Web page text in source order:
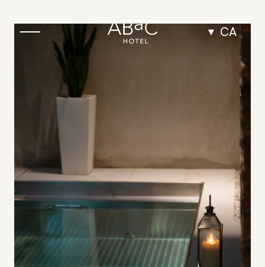
CA
L’Hotel
Habitacions
Penthouse
Confort
Confort amb terrassa
Deluxe
Junior Suite